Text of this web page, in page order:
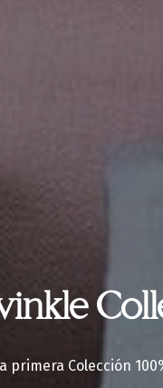
primera Colección